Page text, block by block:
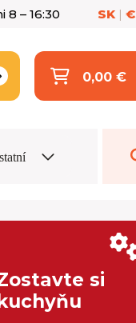
8 – 16:30 SK | €
0,00 €
si
kuchyňu